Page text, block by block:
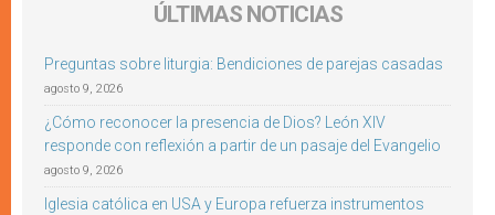
ÚLTIMAS NOTICIAS
Preguntas sobre liturgia: Bendiciones de parejas casadas
agosto 9, 2026
¿Cómo reconocer la presencia de Dios? León XIV
responde con reflexión a partir de un pasaje del Evangelio
agosto 9, 2026
Iglesia católica en USA y Europa refuerza instrumentos